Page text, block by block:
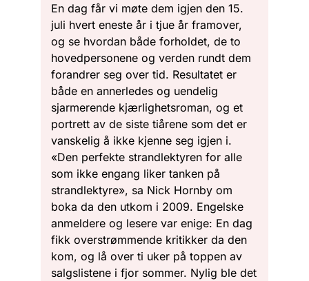
En dag får vi møte dem igjen den 15.
juli hvert eneste år i tjue år framover,
og se hvordan både forholdet, de to
hovedpersonene og verden rundt dem
forandrer seg over tid. Resultatet er
både en annerledes og uendelig
sjarmerende kjærlighetsroman, og et
portrett av de siste tiårene som det er
vanskelig å ikke kjenne seg igjen i.
«Den perfekte strandlektyren for alle
som ikke engang liker tanken på
strandlektyre», sa Nick Hornby om
boka da den utkom i 2009. Engelske
anmeldere og lesere var enige: En dag
fikk overstrømmende kritikker da den
kom, og lå over ti uker på toppen av
salgslistene i fjor sommer. Nylig ble det